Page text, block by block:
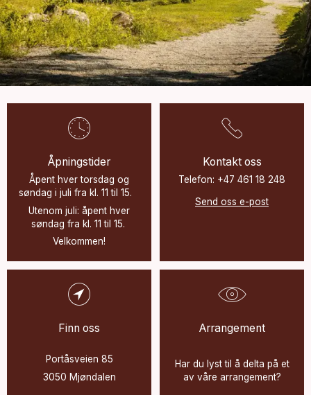
Åpningstider
Åpent hver torsdag og
søndag i juli fra kl. 11 til 15.
Utenom juli: åpent hver
søndag fra kl. 11 til 15.
Velkommen!
Kontakt oss
Telefon: +47 461 18 248
Send oss e-post
Finn oss
Portåsveien 85
3050 Mjøndalen
Arrangement
Har du lyst til å delta på et
av våre arrangement?